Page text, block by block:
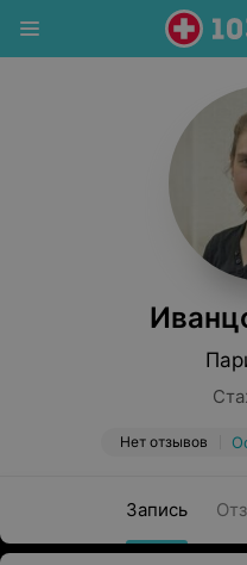
Нет отзывов
Запись